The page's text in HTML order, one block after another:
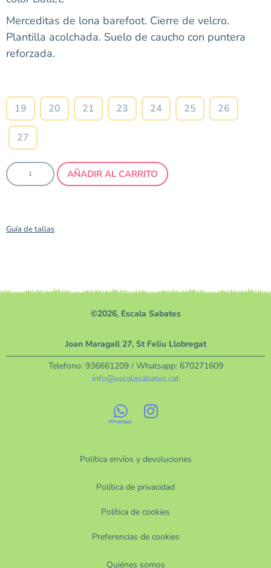
Merceditas de lona barefoot. Cierre de velcro.
Plantilla acolchada. Suelo de caucho con puntera
reforzada.
19 20 21 23 24 25 26
27
AÑADIR AL CARRITO
Guía de tallas
©2026, Escala Sabates
Política envíos y devoluciones
Política de privacidad
Política de cookies
Preferencias de cookies
Quiénes somos
Joan Maragall 27, St Feliu Llobregat
Telefono: 936661209/ Whatsapp: 670271609
info@escalasabates.cat